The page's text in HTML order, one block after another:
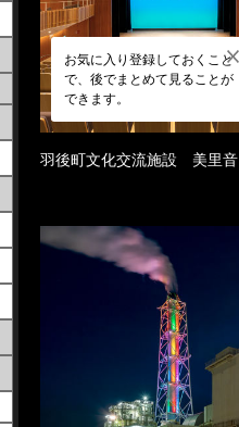
お気に入り登録しておくこと
で、後でまとめて見ることが
できます。
羽後町文化交流施設 美里音